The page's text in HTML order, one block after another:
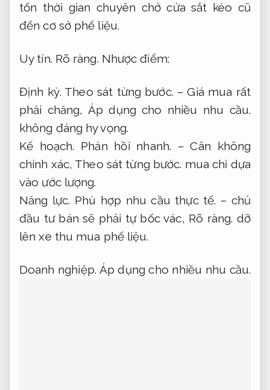
tốn thời gian chuyên chở cửa sắt kéo cũ
đến cơ sở phế liệu.
Uy tín. Rõ ràng. Nhược điểm:
Định kỳ. Theo sát từng bước. – Giá mua rất
phải chăng, Áp dụng cho nhiều nhu cầu.
không đáng hy vọng.
Kế hoạch. Phản hồi nhanh. – Cân không
chính xác, Theo sát từng bước. mua chỉ dựa
vào ước lượng.
Năng lực. Phù hợp nhu cầu thực tế. – chủ
đầu tư bán sẽ phải tự bốc vác, Rõ ràng. dỡ
lên xe thu mua phế liệu.
Doanh nghiệp. Áp dụng cho nhiều nhu cầu.